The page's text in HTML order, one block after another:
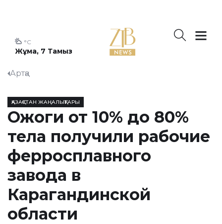
Жұма, 7 Тамыз
°C
Артқа
ҚАЗАҚСТАН ЖАҢАЛЫҚТАРЫ
Ожоги от 10% до 80%
тела получили рабочие
ферросплавного
завода в
Карагандинской
области